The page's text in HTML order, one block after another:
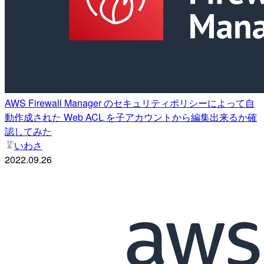
AWS Firewall Manager のセキュリティポリシーによって自
動作成された Web ACL を子アカウントから編集出来るか確
認してみた
いわさ
2022.09.26